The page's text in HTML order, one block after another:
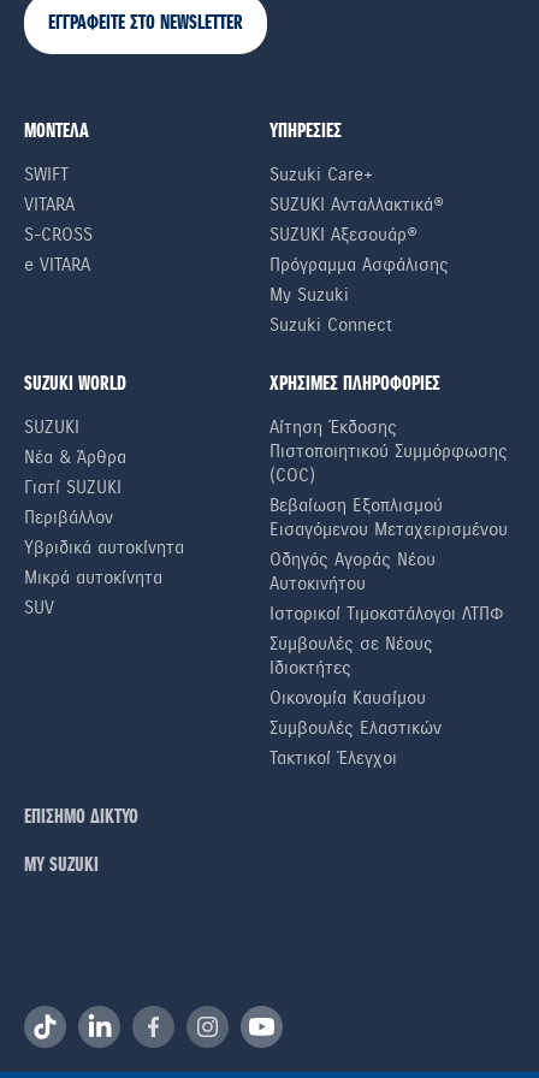
ΕΓΓΡΑΦΕΙΤΕ ΣΤΟ NEWSLETTER
ΜΟΝΤΕΛΑ
SWIFT
VITARA
S-CROSS
e VITARA
ΥΠΗΡΕΣΙΕΣ
Suzuki Care+
SUZUKI Ανταλλακτικά®
SUZUKI Αξεσουάρ®
Πρόγραμμα Ασφάλισης
My Suzuki
Suzuki Connect
SUZUKI WORLD
SUZUKI
Νέα & Άρθρα
Γιατί SUZUKI
Περιβάλλον
Υβριδικά αυτοκίνητα
Μικρά αυτοκίνητα
SUV
ΧΡΗΣΙΜΕΣ ΠΛΗΡΟΦΟΡΙΕΣ
Αίτηση Έκδοσης
Πιστοποιητικού Συμμόρφωσης
(COC)
Βεβαίωση Εξοπλισμού
Εισαγόμενου Μεταχειρισμένου
Οδηγός Αγοράς Νέου
Αυτοκινήτου
Ιστορικοί Τιμοκατάλογοι ΛΤΠΦ
Συμβουλές σε Nέους
Iδιοκτήτες
Οικονομία Καυσίμου
Συμβουλές Ελαστικών
Τακτικοί Έλεγχοι
ΕΠΙΣΗΜΟ ΔΙΚΤΥΟ
ΜΥ SUZUKI